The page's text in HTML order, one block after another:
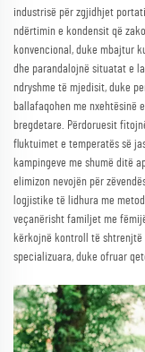
industrisë për zgjidhjet
ndërtimin e kondensit që
konvencional, duke mbajtur
dhe parandalojnë situatat e
ndryshme të mjedisit, duke
ballafaqohen me nxehtësinë
bregdetare. Përdoruesit
fluktuimet e temperatës së
kampingeve me shumë ditë
elimizon nevojën për
logjistike të lidhura me
veçanërisht familjet me
kërkojnë kontroll të shtrenjtë
specializuara, duke ofruar